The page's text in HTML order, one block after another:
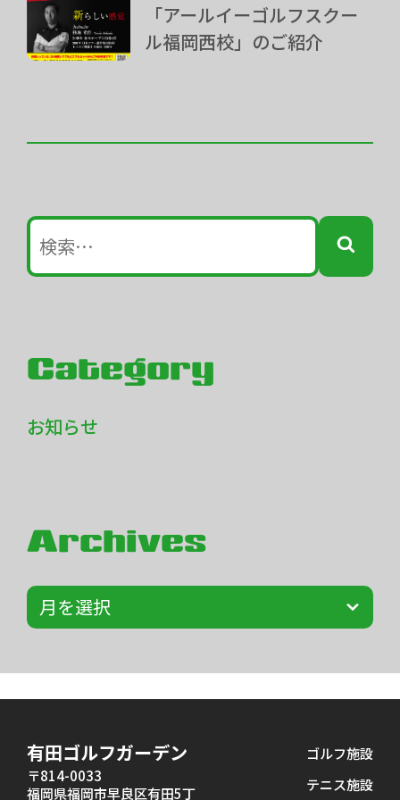
「アールイーゴルフスクー
ル福岡西校」のご紹介
Category
お知らせ
Archives
有田ゴルフガーデン
〒814-0033
福岡県福岡市早良区有田5丁
ゴルフ施設
テニス施設